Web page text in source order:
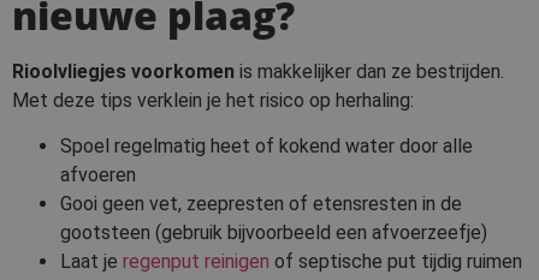
nieuwe plaag?
Rioolvliegjes voorkomen is makkelijker dan ze bestrijden.
Met deze tips verklein je het risico op herhaling:
Spoel regelmatig heet of kokend water door alle
afvoeren
Gooi geen vet, zeepresten of etensresten in de
gootsteen (gebruik bijvoorbeeld een afvoerzeefje)
Laat je regenput reinigen of septische put tijdig ruimen